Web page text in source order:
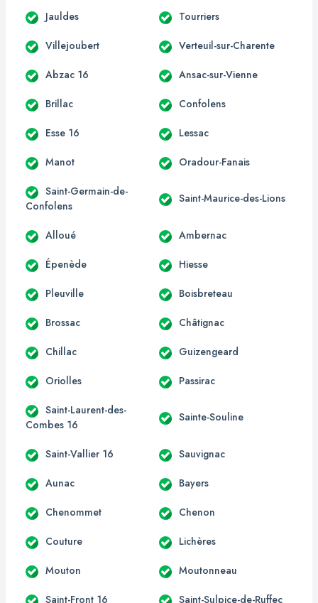
Jauldes Tourriers
Villejoubert Verteuil-sur-Charente
Abzac 16 Ansac-sur-Vienne
Brillac Confolens
Esse 16 Lessac
Manot Oradour-Fanais
Saint-Germain-de-
Confolens
Saint-Maurice-des-Lions
Alloué Ambernac
Épenède Hiesse
Pleuville Boisbreteau
Brossac Châtignac
Chillac Guizengeard
Oriolles Passirac
Saint-Laurent-des-
Combes 16
Sainte-Souline
Saint-Vallier 16 Sauvignac
Aunac Bayers
Chenommet Chenon
Couture Lichères
Mouton Moutonneau
Saint-Front 16 Saint-Sulpice-de-Ruffec